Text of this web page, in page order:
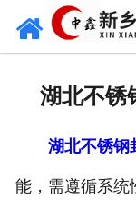
湖北不锈
湖北不锈钢
能，需遵循系统